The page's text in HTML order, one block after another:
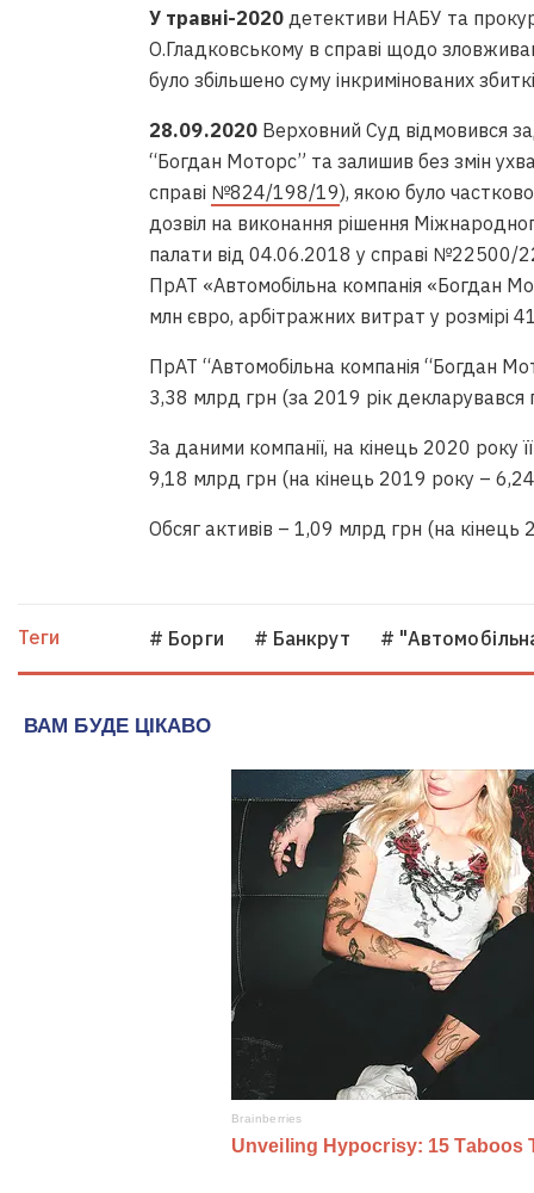
У травні-2020 детективи НАБУ та
О.Гладковському в справі щодо
було збільшено суму інкримінованих
28.09.2020 Верховний Суд відмовився
“Богдан Моторс” та залишив без змін
справі №824/198/19), якою було
дозвіл на виконання рішення
палати від 04.06.2018 у справі
ПрАТ «Автомобільна компанія «Богдан
млн євро, арбітражних витрат у розмірі
ПрАТ “Автомобільна компанія “Богдан
3,38 млрд грн (за 2019 рік декларувався
За даними компанії, на кінець 2020 року
9,18 млрд грн (на кінець 2019 року –
Обсяг активів – 1,09 млрд грн (на
Теги # Борги # Банкрут #